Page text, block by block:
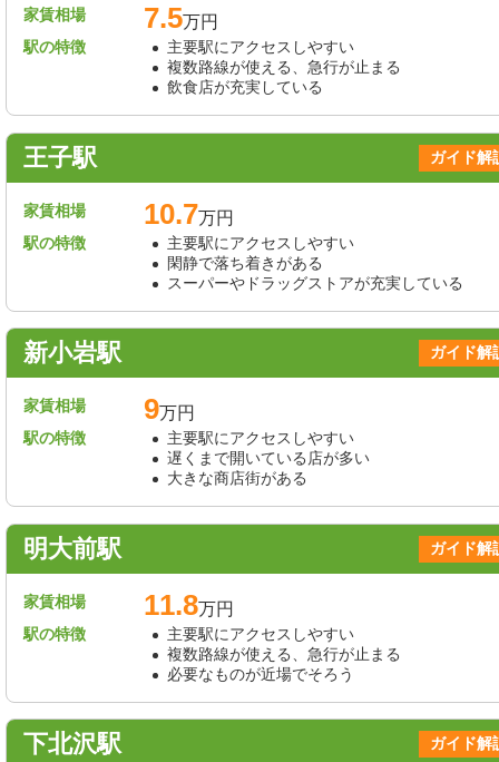
家賃相場 7.5万円
駅の特徴
主要駅にアクセスしやすい
複数路線が使える、急行が止まる
飲食店が充実している
ガイド解
王子駅
家賃相場 10.7万円
駅の特徴
主要駅にアクセスしやすい
閑静で落ち着きがある
スーパーやドラッグストアが充実している
ガイド解
新小岩駅
家賃相場 9万円
駅の特徴
主要駅にアクセスしやすい
遅くまで開いている店が多い
大きな商店街がある
ガイド解
明大前駅
家賃相場 11.8万円
駅の特徴
主要駅にアクセスしやすい
複数路線が使える、急行が止まる
必要なものが近場でそろう
ガイド解
下北沢駅